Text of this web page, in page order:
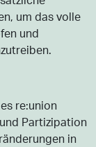
um das volle
und
re:union
Partizipation
in